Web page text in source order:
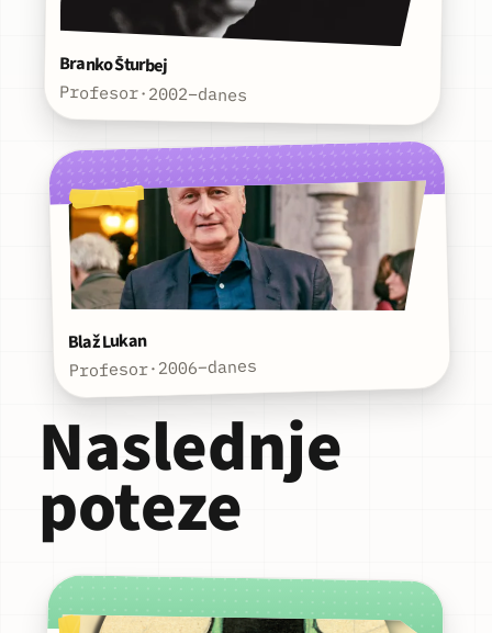
Branko Šturbej
Profesor·2002–danes
Blaž Lukan
Profesor·2006–danes
Naslednje
poteze